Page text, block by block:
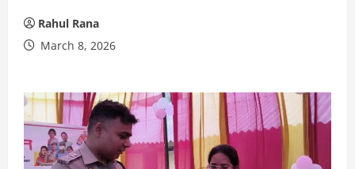
Rahul Rana
March 8, 2026